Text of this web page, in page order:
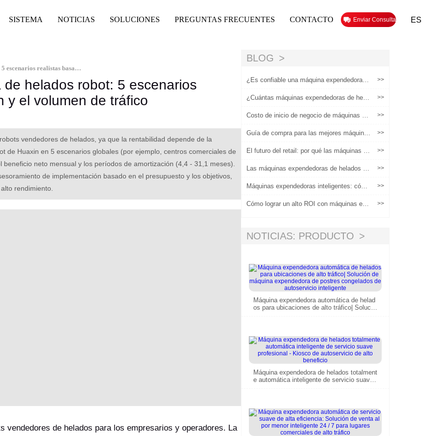
SISTEMA NOTICIAS SOLUCIONES PREGUNTAS FRECUENTES CONTACTO Enviar Consulta ES
ROI de la máquina expendedora de helados robot: 5 escenarios realistas basados en la ubicación y el volumen de tráfico
helados robot: 5 escenarios
y el volumen de tráfico
vendedores de helados, ya que la rentabilidad depende de la
de Huaxin en 5 escenarios globales (por ejemplo, centros comerciales de
neto mensual y los períodos de amortización (4,4 - 31,1 meses).
de implementación basado en el presupuesto y los objetivos,
rendimiento.
vendedores de helados para los empresarios y operadores. La
BLOG
¿Es confiable una máquina expendedora in
>>
¿Cuántas máquinas expendedoras de hela
calable?
>>
Costo de inicio de negocio de máquinas ex
ecesita presupuestar
>>
Guía de compra para las mejores máquina
025
>>
El futuro del retail: por qué las máquinas ex
o los quioscos tradicionales
>>
Las máquinas expendedoras de helados int
a través de múltiples pagos
>>
Máquinas expendedoras inteligentes: cómo
>>
Cómo lograr un alto ROI con máquinas exp
>>
NOTICIAS: PRODUCTO
Máquina expendedora automática de helad
os para ubicaciones de alto tráfico| Solució
Máquina expendedora de helados totalment
e automática inteligente de servicio suave